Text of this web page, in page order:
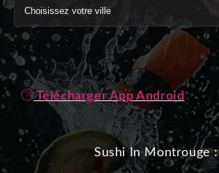
Télécharger App Android
Sushi In Montrouge :